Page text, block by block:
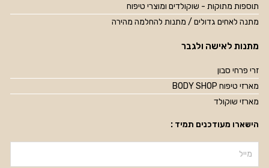
תוספות מתוקות - שוקולדים ומוצרי טיפוח
מתנה לאחים גדולים / מתנות להחלמה מהירה
מתנות לאישה ולגבר
זרי פרחי סבון
מארזי טיפוח BODY SHOP
מארזי שוקולד
הישארו מעודכנים תמיד :